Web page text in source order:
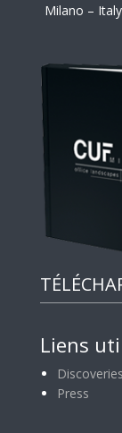
Milano – Italy
Liens
Discoveries
Press